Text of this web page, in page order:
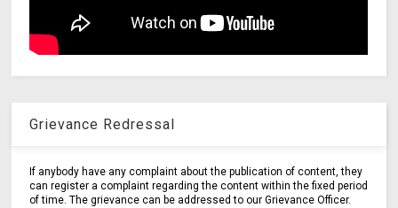
Grievance Redressal
If anybody have any complaint about the publication of content, they
can register a complaint regarding the content within the fixed period
of time. The grievance can be addressed to our Grievance Officer.